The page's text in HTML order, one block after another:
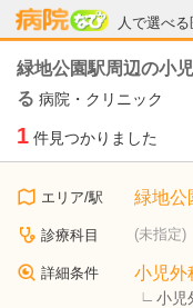
人で選べ
病院なび
緑地公園駅周辺の小
る 病院・クリニック
1 件見つかりました
エリア/駅 緑地公
診療科目 (未指定)
詳細条件 小児外
小児